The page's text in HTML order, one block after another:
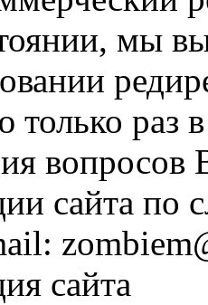
мы
только раз
вопросов
сайта
сайта